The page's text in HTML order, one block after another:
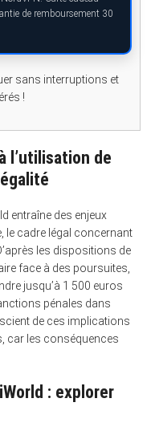
de remboursement 30
sans interruptions et
!
l’utilisation de
entraîne des enjeux
le cadre légal concernant
les dispositions de
face à des poursuites,
jusqu’à 1 500 euros
pénales dans
de ces implications
car les conséquences
: explorer